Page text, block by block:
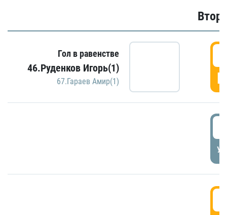
Гол в равенстве
46.Руденков Игорь(1)
67.Гараев Амир(1)